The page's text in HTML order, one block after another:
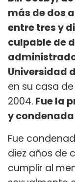
más de dos
entre tres y
culpable de
Universidad
en su casa
2004. Fue la
y
Fue
diez años de
cumplir al